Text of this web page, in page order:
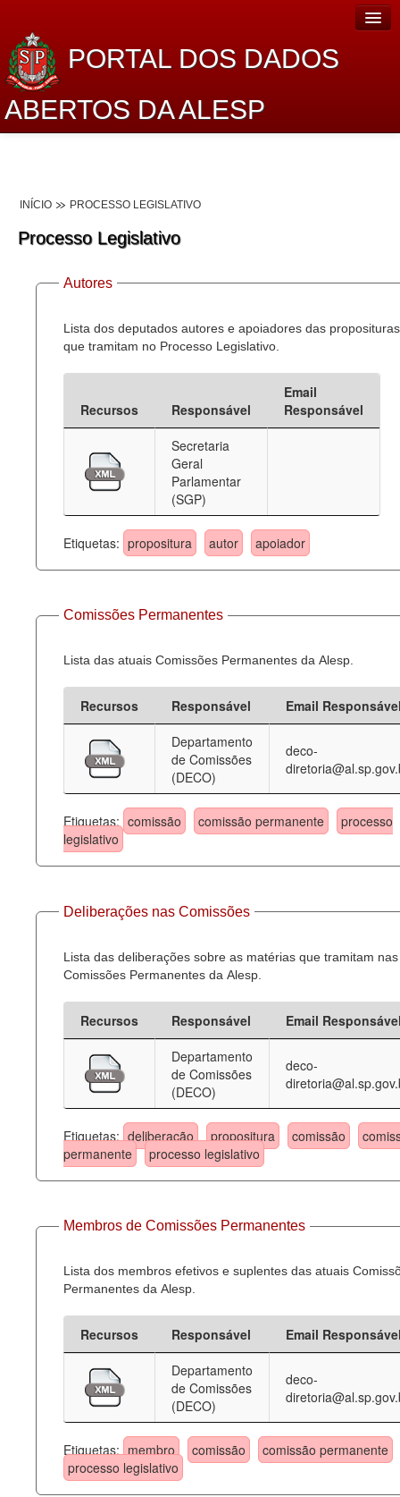
PORTAL DOS DADOS
ABERTOS DA ALESP
Lei de Acesso à Informação
Dados Governamentais Abertos
Planejamento
Catálogo de dados
Deputados Estaduais
Administração
Agenda
Perguntas frequentes
Contato
INÍCIO PROCESSO LEGISLATIVO
Processo Legislativo
Autores
Lista dos deputados autores e apoiadores das proposituras
que tramitam no Processo Legislativo.
Recursos Responsável
Email
Responsável
Secretaria
Geral
Parlamentar
(SGP)
Etiquetas: propositura autor apoiador
Comissões Permanentes
Lista das atuais Comissões Permanentes da Alesp.
Recursos Responsável
Email
Departamento
de Comissões
(DECO)
deco-
Etiquetas: comissão comissão permanente
processo
legislativo
Deliberações nas Comissões
Lista das deliberações sobre as matérias que tramitam nas
Comissões Permanentes da Alesp.
Recursos Responsável
Email
Departamento
de Comissões
(DECO)
deco-
Etiquetas: deliberação propositura comissão
permanente
processo legislativo
Membros de Comissões Permanentes
Lista dos membros efetivos e suplentes das atuais
Permanentes da Alesp.
Recursos Responsável
Email
Departamento
de Comissões
(DECO)
deco-
Etiquetas: membro comissão
comissão permanente
processo legislativo